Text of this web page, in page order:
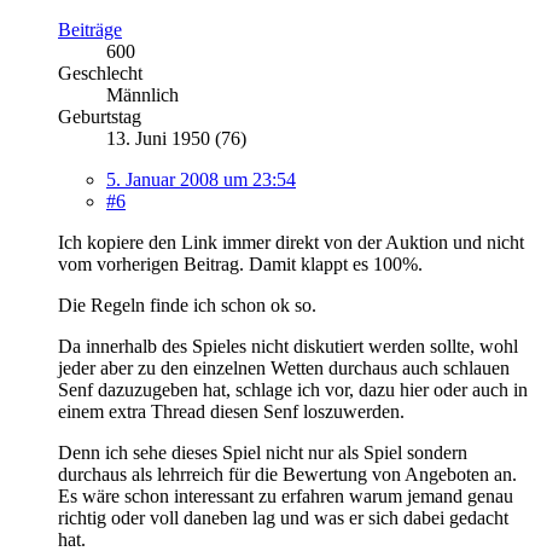
Beiträge
600
Geschlecht
Männlich
Geburtstag
13. Juni 1950 (76)
5. Januar 2008 um 23:54
#6
Ich kopiere den Link immer direkt von der Auktion und nicht
vom vorherigen Beitrag. Damit klappt es 100%.
Die Regeln finde ich schon ok so.
Da innerhalb des Spieles nicht diskutiert werden sollte, wohl
jeder aber zu den einzelnen Wetten durchaus auch schlauen
Senf dazuzugeben hat, schlage ich vor, dazu hier oder auch in
einem extra Thread diesen Senf loszuwerden.
Denn ich sehe dieses Spiel nicht nur als Spiel sondern
durchaus als lehrreich für die Bewertung von Angeboten an.
Es wäre schon interessant zu erfahren warum jemand genau
richtig oder voll daneben lag und was er sich dabei gedacht
hat.